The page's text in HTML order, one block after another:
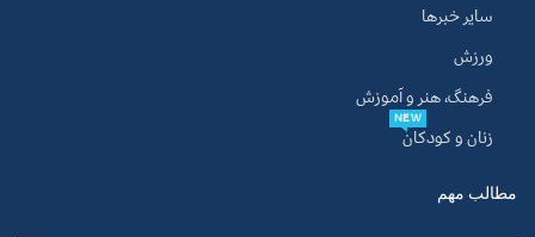
سایر خبرها
ورزش
فرهنگ، هنر و آموزش
زنان و کودکان
NEW
مطالب مهم